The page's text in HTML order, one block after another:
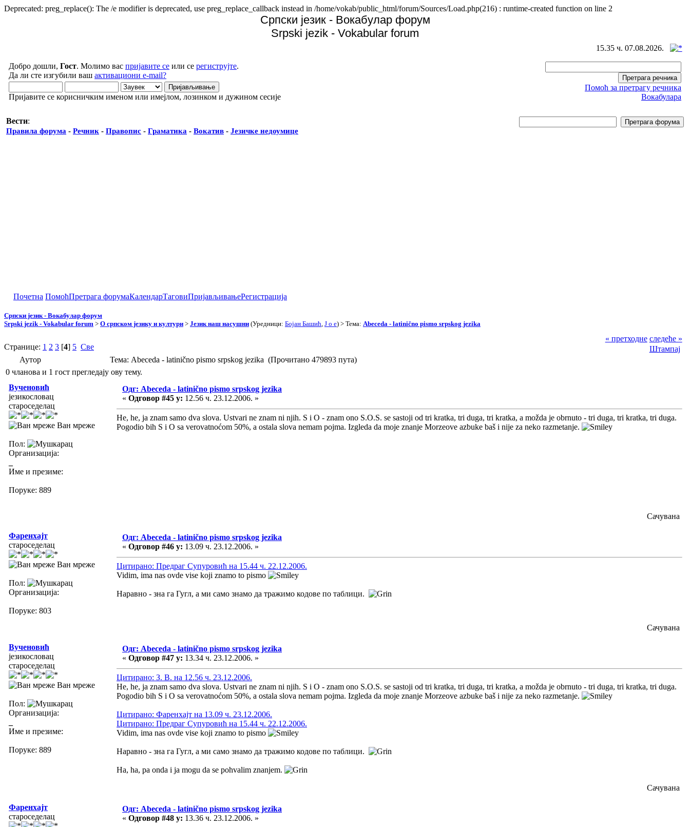
Deprecated: preg_replace(): The /e modifier is deprecated, use preg_replace_callback instead in /home/vokab/public_html/forum/Sources/Load.php(216) : runtime-created function on line 2
Српски језик - Вокабулар форум
Srpski jezik - Vokabular forum
15.35 ч. 07.08.2026.
Добро дошли, Гост. Молимо вас пријавите се или се региструјте.
Да ли сте изгубили ваш активациони e-mail?
Пријавите се корисничким именом или имејлом, лозинком и дужином сесије
Помоћ за претрагу речника
Вокабулара
Вести:
Правила форума - Речник - Правопис - Граматика - Вокатив - Језичке недоумице
Почетна ПомоћПретрага форумаКалендарТаговиПријављивањеРегистрација
Српски језик - Вокабулар форум
Srpski jezik - Vokabular forum > О српском језику и култури > Језик наш насушни (Уредници: Бојан Башић J o e) > Тема: Abeceda - latinično pismo srpskog jezika
Странице: 1 2 3 [4] 5 Све
« претходне следеће »
Штампај
Аутор
Тема: Abeceda - latinično pismo srpskog jezika (Прочитано 479893 пута)
0 чланова и 1 гост прегледају ову тему.
Вученовић
језикословац
староседелац
Ван мреже
Пол:
Организација:
Име и презиме:
Поруке: 889
Одг: Abeceda - latinično pismo srpskog jezika
« Одговор #45 у: 12.56 ч. 23.12.2006. »
He, he, ja znam samo dva slova. Ustvari ne znam ni njih. S i O - znam ono S.O.S. se sastoji od tri kratka, tri duga, tri kratka, a možda je obrnuto - tri duga, tri kratka, tri duga.
Pogodio bih S i O sa verovatnoćom 50%, a ostala slova nemam pojma. Izgleda da moje znanje Morzeove azbuke baš i nije za neko razmetanje.
Сачувана
Фаренхајт
староседелац
Ван мреже
Пол:
Организација:
Поруке: 803
Одг: Abeceda - latinično pismo srpskog jezika
« Одговор #46 у: 13.09 ч. 23.12.2006. »
Цитирано: Предраг Супуровић на 15.44 ч. 22.12.2006.
Vidim, ima nas ovde vise koji znamo to pismo
Наравно - зна га Гугл, а ми само знамо да тражимо кодове по таблици.
Сачувана
Вученовић
језикословац
староседелац
Ван мреже
Пол:
Организација:
Име и презиме:
Поруке: 889
Одг: Abeceda - latinično pismo srpskog jezika
« Одговор #47 у: 13.34 ч. 23.12.2006. »
Цитирано: З. В. на 12.56 ч. 23.12.2006.
He, he, ja znam samo dva slova. Ustvari ne znam ni njih. S i O - znam ono S.O.S. se sastoji od tri kratka, tri duga, tri kratka, a možda je obrnuto - tri duga, tri kratka, tri duga.
Pogodio bih S i O sa verovatnoćom 50%, a ostala slova nemam pojma. Izgleda da moje znanje Morzeove azbuke baš i nije za neko razmetanje.
Цитирано: Фаренхајт на 13.09 ч. 23.12.2006.
Цитирано: Предраг Супуровић на 15.44 ч. 22.12.2006.
Vidim, ima nas ovde vise koji znamo to pismo
Наравно - зна га Гугл, а ми само знамо да тражимо кодове по таблици.
Ha, ha, pa onda i ja mogu da se pohvalim znanjem.
Сачувана
Фаренхајт
староседелац
Одг: Abeceda - latinično pismo srpskog jezika
« Одговор #48 у: 13.36 ч. 23.12.2006. »